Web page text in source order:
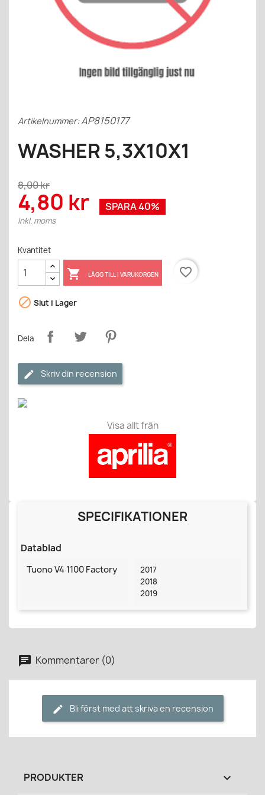
Artikelnummer:AP8150177
WASHER 5,3X10X1
8,00 kr
4,80 kr SPARA 40%
Inkl. moms
Kvantitet
 LÄGG TILL I VARUKORGEN favorite_border
 Slut i Lager
Dela
Skriv din recension
Visa allt från
SPECIFIKATIONER
Datablad
Tuono V4 1100 Factory
2017
2018
2019
Kommentarer (0)
Bli först med att skriva en recension
PRODUKTER 